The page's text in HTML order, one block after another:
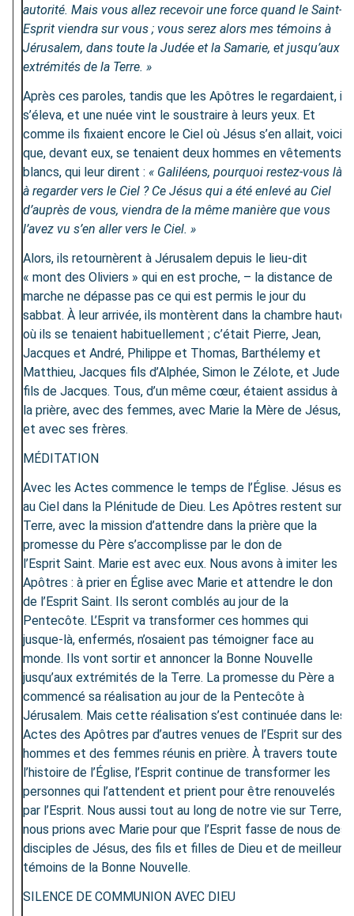
autorité. Mais vous allez recevoir une force quand le Saint-
Esprit viendra sur vous ; vous serez alors mes témoins à
Jérusalem, dans toute la Judée et la Samarie, et jusqu’aux
extrémités de la Terre. »
Après ces paroles, tandis que les Apôtres le regardaient, il
s’éleva, et une nuée vint le soustraire à leurs yeux. Et
comme ils fixaient encore le Ciel où Jésus s’en allait, voici
que, devant eux, se tenaient deux hommes en vêtements
blancs, qui leur dirent : « Galiléens, pourquoi restez-vous là
à regarder vers le Ciel ? Ce Jésus qui a été enlevé au Ciel
d’auprès de vous, viendra de la même manière que vous
l’avez vu s’en aller vers le Ciel. »
Alors, ils retournèrent à Jérusalem depuis le lieu-dit
« mont des Oliviers » qui en est proche, – la distance de
marche ne dépasse pas ce qui est permis le jour du
sabbat. À leur arrivée, ils montèrent dans la chambre haute
où ils se tenaient habituellement ; c’était Pierre, Jean,
Jacques et André, Philippe et Thomas, Barthélemy et
Matthieu, Jacques fils d’Alphée, Simon le Zélote, et Jude
fils de Jacques. Tous, d’un même cœur, étaient assidus à
la prière, avec des femmes, avec Marie la Mère de Jésus,
et avec ses frères.
MÉDITATION
Avec les Actes commence le temps de l’Église. Jésus est
au Ciel dans la Plénitude de Dieu. Les Apôtres restent sur
Terre, avec la mission d’attendre dans la prière que la
promesse du Père s’accomplisse par le don de
l’Esprit Saint. Marie est avec eux. Nous avons à imiter les
Apôtres : à prier en Église avec Marie et attendre le don
de l’Esprit Saint. Ils seront comblés au jour de la
Pentecôte. L’Esprit va transformer ces hommes qui
jusque-là, enfermés, n’osaient pas témoigner face au
monde. Ils vont sortir et annoncer la Bonne Nouvelle
jusqu’aux extrémités de la Terre. La promesse du Père a
commencé sa réalisation au jour de la Pentecôte à
Jérusalem. Mais cette réalisation s’est continuée dans les
Actes des Apôtres par d’autres venues de l’Esprit sur des
hommes et des femmes réunis en prière. À travers toute
l’histoire de l’Église, l’Esprit continue de transformer les
personnes qui l’attendent et prient pour être renouvelés
par l’Esprit. Nous aussi tout au long de notre vie sur Terre,
nous prions avec Marie pour que l’Esprit fasse de nous des
disciples de Jésus, des fils et filles de Dieu et de meilleurs
témoins de la Bonne Nouvelle.
SILENCE DE COMMUNION AVEC DIEU